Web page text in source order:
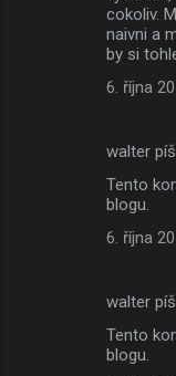
cokoliv.
naivni a
by si
6. října
walter
Tento
blogu.
6. října
walter
Tento
blogu.